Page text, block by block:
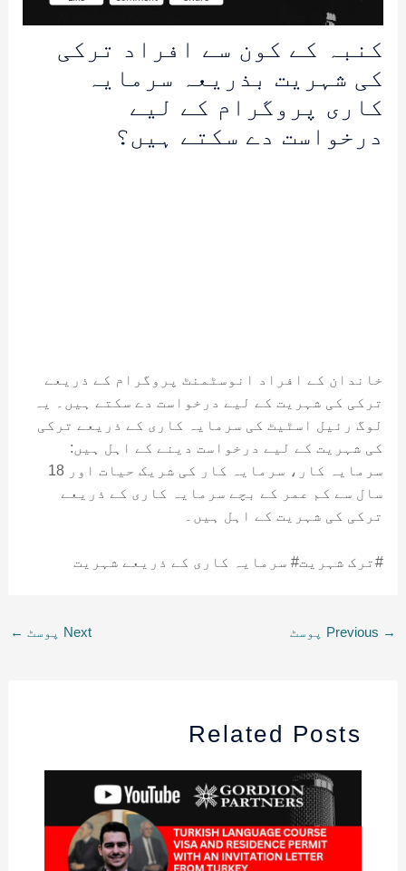
کنبہ کے کون سے افراد ترکی
کی شہریت بذریعہ سرمایہ
کاری پروگرام کے لیے
درخواست دے سکتے ہیں؟
خاندان کے افراد انوسٹمنٹ پروگرام کے ذریعے
ترکی کی شہریت کے لیے درخواست دے سکتے ہیں۔ یہ
لوگ رئیل اسٹیٹ کی سرمایہ کاری کے ذریعے ترکی
کی شہریت کے لیے درخواست دینے کے اہل ہیں:
سرمایہ کار، سرمایہ کار کی شریک حیات اور 18
سال سے کم عمر کے بچے سرمایہ کاری کے ذریعے
ترکی کی شہریت کے اہل ہیں۔
#ترک شہریت# سرمایہ کاری کے ذریعے شہریت
→ Next پوسٹ ←
Related Posts